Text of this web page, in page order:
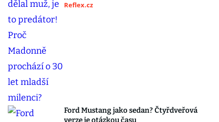
Reflex.cz
Ford Mustang jako sedan? Čtyřdveřová
verze je otázkou času